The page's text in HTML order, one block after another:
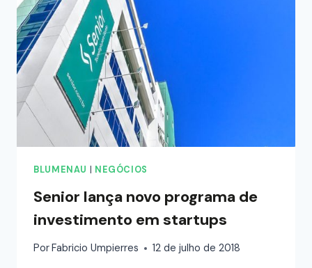
BLUMENAU NEGÓCIOS
Senior lança novo programa de
investimento em startups
Por Fabricio Umpierres 12 de julho de 2018